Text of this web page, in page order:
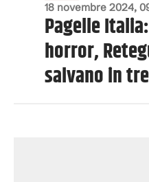
18 novembre 2024,
Pagelle
horror,
salvano in tre